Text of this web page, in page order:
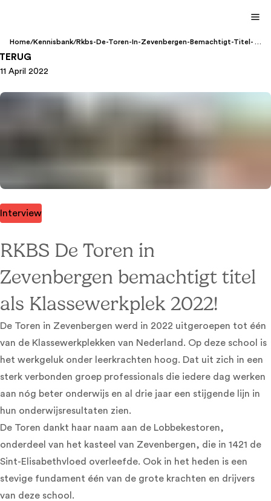
Home/Kennisbank/Rkbs-De-Toren-In-Zevenbergen-Bemachtigt-Titel-
11 April 2022
Interview
RKBS De Toren in
Zevenbergen bemachtigt titel
als Klassewerkplek 2022!
De Toren in Zevenbergen werd in 2022 uitgeroepen tot één
van de Klassewerkplekken van Nederland. Op deze school is
het werkgeluk onder leerkrachten hoog. Dat uit zich in een
sterk verbonden groep professionals die iedere dag werken
aan nóg beter onderwijs en al drie jaar een stijgende lijn in
hun onderwijsresultaten zien.
De Toren dankt haar naam aan de Lobbekestoren,
onderdeel van het kasteel van Zevenbergen, die in 1421 de
Sint-Elisabethvloed overleefde. Ook in het heden is een
stevige fundament één van de grote krachten en drijvers
van deze school.